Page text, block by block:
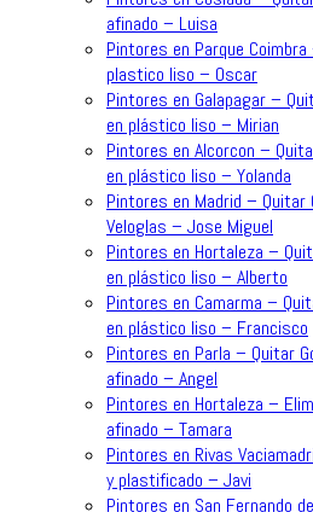
afinado – Luisa
Pintores en Parque
plastico liso – Oscar
Pintores en Galapagar –
en plástico liso – Mirian
Pintores en Alcorcon –
en plástico liso – Yolanda
Pintores en Madrid –
Veloglas – Jose Miguel
Pintores en Hortaleza –
en plástico liso – Alberto
Pintores en Camarma –
en plástico liso – Francisco
Pintores en Parla – Quitar
afinado – Angel
Pintores en Hortaleza –
afinado – Tamara
Pintores en Rivas
y plastificado – Javi
Pintores en San Fernando